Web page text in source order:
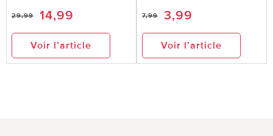
29,99 14,99
Voir l’article
7,99 3,99
Voir l’article